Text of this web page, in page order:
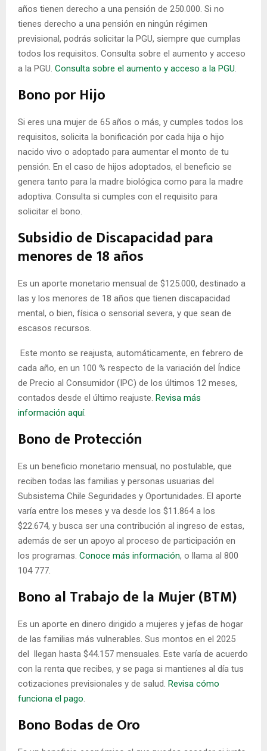
años tienen derecho a una pensión de 250.000. Si no
tienes derecho a una pensión en ningún régimen
previsional, podrás solicitar la PGU, siempre que cumplas
todos los requisitos. Consulta sobre el aumento y acceso
a la PGU. Consulta sobre el aumento y acceso a la PGU.
Bono por Hijo
Si eres una mujer de 65 años o más, y cumples todos los
requisitos, solicita la bonificación por cada hija o hijo
nacido vivo o adoptado para aumentar el monto de tu
pensión. En el caso de hijos adoptados, el beneficio se
genera tanto para la madre biológica como para la madre
adoptiva. Consulta si cumples con el requisito para
solicitar el bono.
Subsidio de Discapacidad para
menores de 18 años
Es un aporte monetario mensual de $125.000, destinado a
las y los menores de 18 años que tienen discapacidad
mental, o bien, física o sensorial severa, y que sean de
escasos recursos.
Este monto se reajusta, automáticamente, en febrero de
cada año, en un 100 % respecto de la variación del Índice
de Precio al Consumidor (IPC) de los últimos 12 meses,
contados desde el último reajuste. Revisa más
información aquí.
Bono de Protección
Es un beneficio monetario mensual, no postulable, que
reciben todas las familias y personas usuarias del
Subsistema Chile Seguridades y Oportunidades. El aporte
varía entre los meses y va desde los $11.864 a los
$22.674, y busca ser una contribución al ingreso de estas,
además de ser un apoyo al proceso de participación en
los programas. Conoce más información, o llama al 800
104 777.
Bono al Trabajo de la Mujer (BTM)
Es un aporte en dinero dirigido a mujeres y jefas de hogar
de las familias más vulnerables. Sus montos en el 2025
del llegan hasta $44.157 mensuales. Este varía de acuerdo
con la renta que recibes, y se paga si mantienes al día tus
cotizaciones previsionales y de salud. Revisa cómo
funciona el pago.
Bono Bodas de Oro